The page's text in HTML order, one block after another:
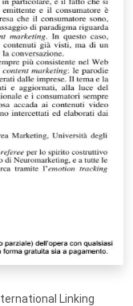
Linking